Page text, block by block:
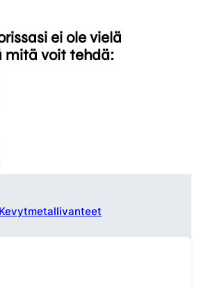
ei ole vielä
mitä voit tehdä:
Kevytmetallivanteet